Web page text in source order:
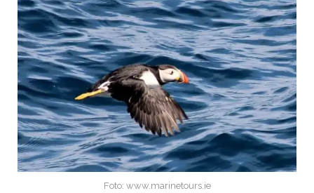
Foto: www.marinetours.ie